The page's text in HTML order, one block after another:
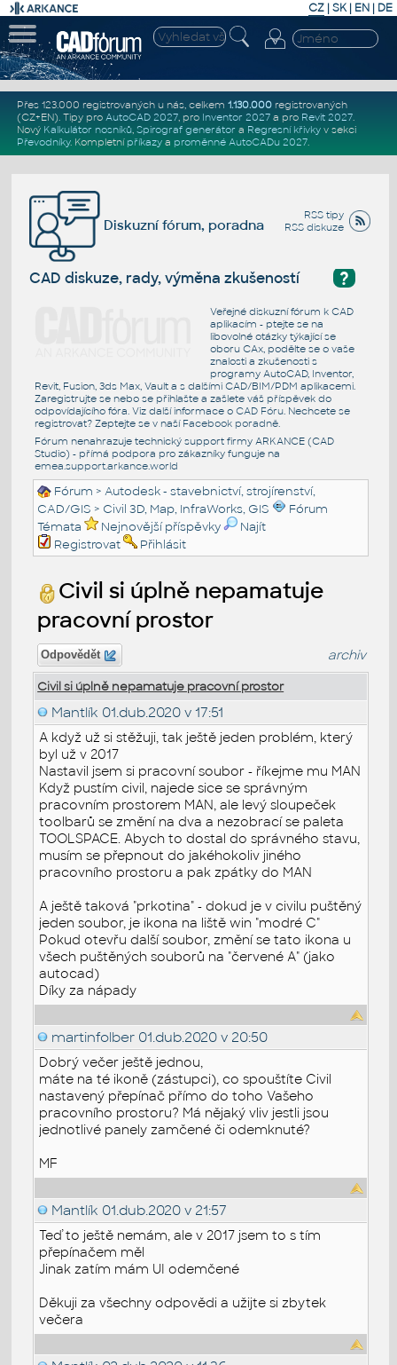
CZ | SK| EN | DE
Přes 123.000 registrovaných u nás, celkem 1.130.000registrovaných
(CZ+EN). Tipy pro AutoCAD 2027, pro Inventor 2027a pro Revit 2027.
Nový Kalkulátor nosníků, Spirograf generátor a Regresní křivkyv sekci
Převodníky. Kompletní příkazya proměnné AutoCADu 2027.
RSS tipy
RSS diskuze
Diskuzní fórum, poradna
?
CAD diskuze, rady, výměna zkušeností
Veřejné diskuzní fórum k CAD
aplikacím - ptejte se na
libovolné otázky týkající se
oboru CAx, podělte se o vaše
znalosti a zkušenosti s
programy AutoCAD, Inventor,
Revit, Fusion, 3ds Max, Vault a s dalšími CAD/BIM/PDM aplikacemi.
Zaregistrujte se nebo se přihlašte a zašlete váš příspěvek do
odpovídajícího fóra. Viz další informace o CAD Fóru. Nechcete se
registrovat? Zeptejte se v naší Facebook poradně.
Fórum nenahrazuje technický support firmy ARKANCE (CAD
Studio) - přímá podpora pro zákazníky funguje na
emea.support.arkance.world
Fórum >Autodesk - stavebnictví, strojírenství,
CAD/GIS > Civil 3D, Map, InfraWorks, GIS
Fórum
Témata
Nejnovější příspěvky
Najít
Registrovat
Přihlásit
Civil si úplně nepamatuje
pracovní prostor
Odpovědět archiv
Civil si úplně nepamatuje pracovní prostor
Mantlík 01.dub.2020 v 17:51
A když už si stěžuji, tak ještě jeden problém, který
byl už v 2017
Nastavil jsem si pracovní soubor - říkejme mu MAN
Když pustím civil, najede sice se správným
pracovním prostorem MAN, ale levý sloupeček
toolbarů se změní na dva a nezobrací se paleta
TOOLSPACE. Abych to dostal do správného stavu,
musím se přepnout do jakéhokoliv jiného
pracovního prostoru a pak zpátky do MAN
A ještě taková "prkotina" - dokud je v civilu puštěný
jeden soubor, je ikona na liště win "modré C"
Pokud otevřu další soubor, změní se tato ikona u
všech puštěných souborů na "červené A" (jako
autocad)
Díky za nápady
martinfolber 01.dub.2020 v 20:50
Dobrý večer ještě jednou,
máte na té ikoně (zástupci), co spouštíte Civil
nastavený přepínač přímo do toho Vašeho
pracovního prostoru? Má nějaký vliv jestli jsou
jednotlivé panely zamčené či odemknuté?
MF
Mantlík 01.dub.2020 v 21:57
Teď to ještě nemám, ale v 2017 jsem to s tím
přepínačem měl
Jinak zatím mám UI odemčené
Děkuji za všechny odpovědi a užijte si zbytek
večera